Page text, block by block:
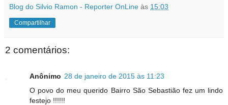
Blog do Silvio Ramon - Reporter OnLine às 15:03
Compartilhar
2 comentários:
Anônimo 28 de janeiro de 2015 às 11:23
O povo do meu querido Bairro São Sebastião fez um lindo
festejo !!!!!!